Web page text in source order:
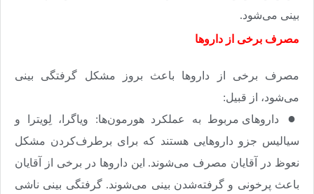
بینی می‌شود.
مصرف برخی از داروها
مصرف برخی از داروها باعث بروز مشکل گرفتگی بینی
می‌شود، از قبیل:‌
●
داروهای مربوط به عملکرد هورمون‌ها: ویاگرا، لِویترا و
سیالیس جزو داروهایی هستند که برای برطرف‌کردن مشکل
نعوظ در آقایان مصرف می‌شوند. این داروها در برخی از آقایان
باعث پرخونی و گرفته‌شدن بینی می‌شوند. گرفتگی بینی ناشی